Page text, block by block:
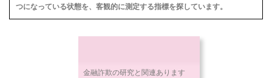
つになっている状態を、客観的に測定する指標を探しています。
金融詐欺の研究と関連あります